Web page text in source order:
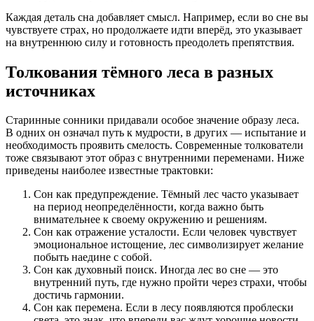
Каждая деталь сна добавляет смысл. Например, если во сне вы
чувствуете страх, но продолжаете идти вперёд, это указывает
на внутреннюю силу и готовность преодолеть препятствия.
Толкования тёмного леса в разных
источниках
Старинные сонники придавали особое значение образу леса.
В одних он означал путь к мудрости, в других — испытание и
необходимость проявить смелость. Современные толкователи
тоже связывают этот образ с внутренними переменами. Ниже
приведены наиболее известные трактовки:
Сон как предупреждение. Тёмный лес часто указывает
на период неопределённости, когда важно быть
внимательнее к своему окружению и решениям.
Сон как отражение усталости. Если человек чувствует
эмоциональное истощение, лес символизирует желание
побыть наедине с собой.
Сон как духовный поиск. Иногда лес во сне — это
внутренний путь, где нужно пройти через страхи, чтобы
достичь гармонии.
Сон как перемена. Если в лесу появляются проблески